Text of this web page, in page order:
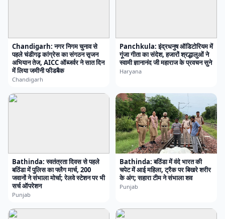
Chandigarh: नगर निगम चुनाव से
पहले चंडीगढ़ कांग्रेस का संगठन सृजन
अभियान तेज, AICC ऑब्जर्वर ने सात दिन
में लिया जमीनी फीडबैक
Chandigarh
Panchkula: इंद्रधनुष ऑडिटोरियम में
गूंजा गीता का संदेश, हजारों श्रद्धालुओं ने
स्वामी ज्ञानानंद जी महाराज के प्रवचन सुने
Haryana
Bathinda: स्वतंत्रता दिवस से पहले
बठिंडा में पुलिस का फ्लैग मार्च, 200
जवानों ने संभाला मोर्चा; रेलवे स्टेशन पर भी
सर्च ऑपरेशन
Punjab
Bathinda: बठिंडा में वंदे भारत की
चपेट में आई महिला, ट्रैक पर बिखरे शरीर
के अंग; सहारा टीम ने संभाला शव
Punjab